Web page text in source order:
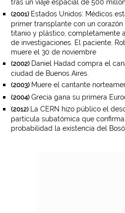
tras un viaje espacial de 500
(2001)Estados Unidos: Médicos
primer transplante con un
titanio y plástico, completamente
de investigaciones. El paciente,
muere el 30 de noviembre
(2002)Daniel Hadad compra el
ciudad de Buenos Aires.
(2003)Muere el cantante
(2004)Grecia gana su primera
(2012)La CERN hizo público el
partícula subatómica que
probabilidad la existencia del